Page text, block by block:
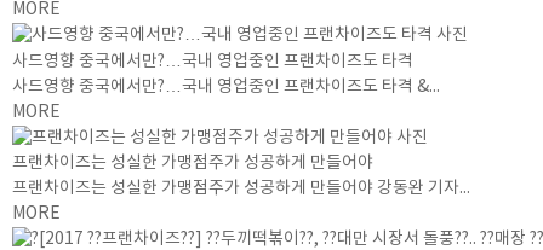
MORE
사드영향 중국에서만?…국내 영업중인 프랜차이즈도 타격
사드영향 중국에서만?…국내 영업중인 프랜차이즈도 타격 &...
MORE
프랜차이즈는 성실한 가맹점주가 성공하게 만들어야
프랜차이즈는 성실한 가맹점주가 성공하게 만들어야 강동완 기자...
MORE